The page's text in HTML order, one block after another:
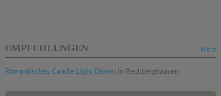
Mehr
EMPFEHLUNGEN
Romantisches Candle Light Dinnerin Rechberghausen: